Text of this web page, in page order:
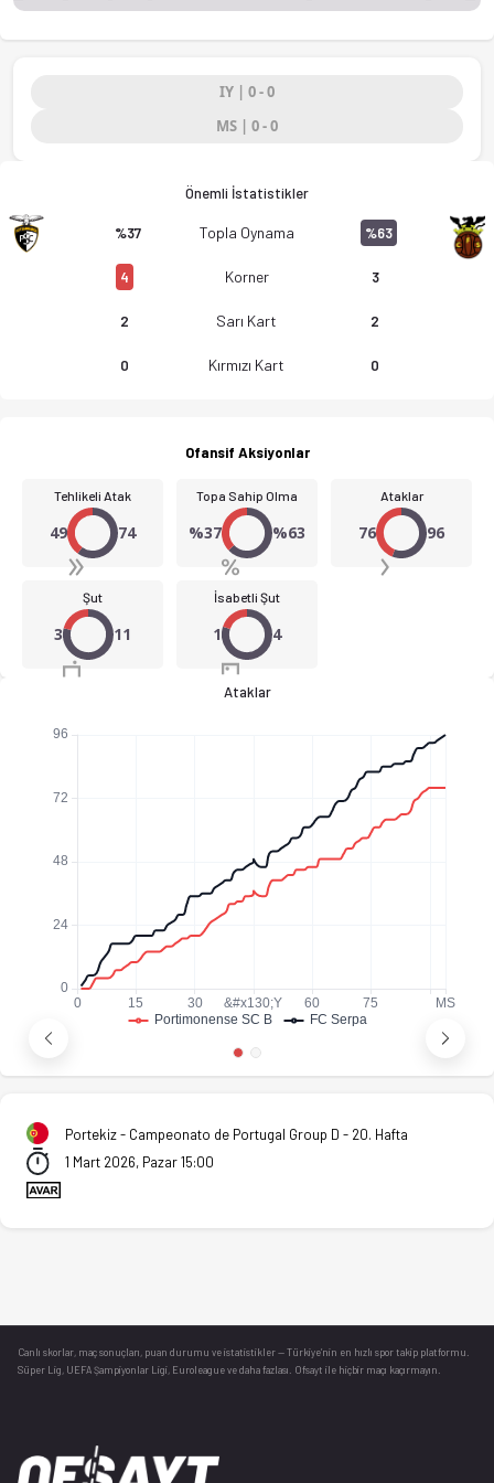
Portimonense SC B - FC Serpa 0-0 bitti. Gol anları, kadro,
IY | 0 - 0
MS | 0 - 0
Önemli İstatistikler
%37 Topla Oynama %63
4 Korner 3
2 Sarı Kart 2
0 Kırmızı Kart 0
Ofansif Aksiyonlar
Tehlikeli Atak
49 74
Topa Sahip Olma
%37 %63
Ataklar
76 96
Şut
3 11
İsabetli Şut
1 4
Ataklar
Portekiz - Campeonato de Portugal Group D - 20. Hafta
1 Mart 2026, Pazar 15:00
Canlı skorlar , maç sonuçları, puan durumu ve istatistikler — Türkiye’nin en hızlı spor takip platformu.
Süper Lig, UEFA Şampiyonlar Ligi, Euroleague ve daha fazlası. Ofsayt ile hiçbir maçı kaçırmayın.